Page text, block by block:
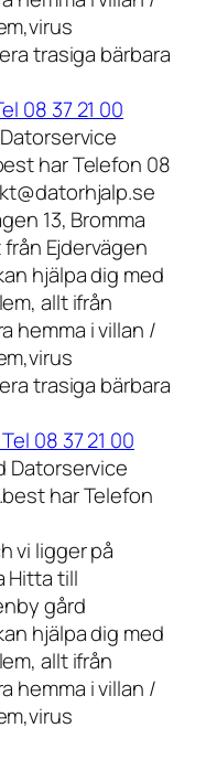
trasiga bärbara
08 37 21 00
har Telefon 08
13, Bromma
Ejdervägen
hjälpa dig med
allt ifrån
hemma i villan /
trasiga bärbara
08 37 21 00
Datorservice
har Telefon
vi ligger på
Hitta till
gård
hjälpa dig med
allt ifrån
hemma i villan /